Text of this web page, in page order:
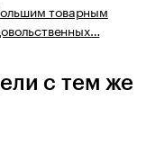
товарным
с тем же